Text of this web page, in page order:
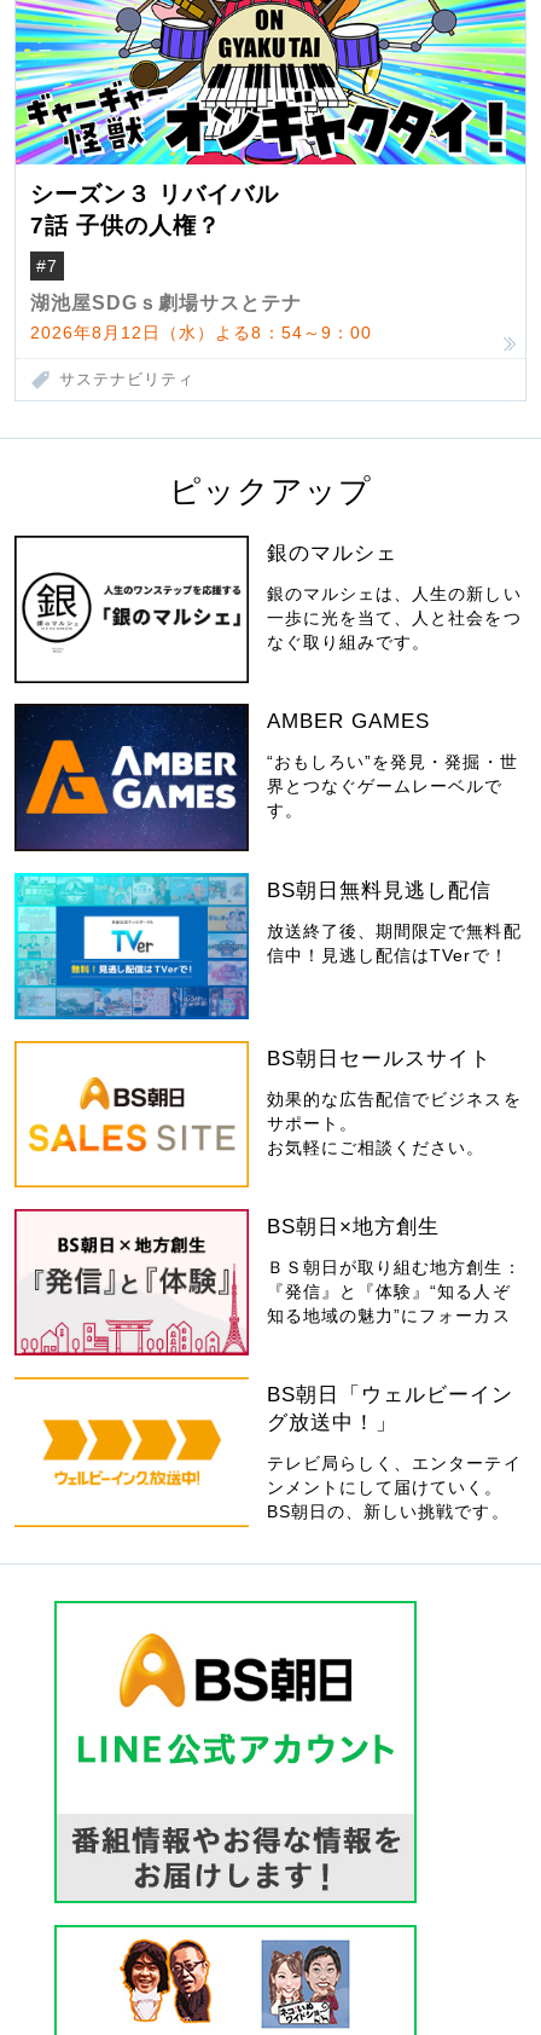
シーズン３ リバイバル
7話 子供の人権？
#7
湖池屋SDGｓ劇場サスとテナ
2026年8月12日（水）よる8：54～9：00
サステナビリティ
ピックアップ
銀のマルシェ
銀のマルシェは、人生の新しい
一歩に光を当て、人と社会をつ
なぐ取り組みです。
AMBER GAMES
“おもしろい”を発見・発掘・世
界とつなぐゲームレーベルで
す。
BS朝日無料見逃し配信
放送終了後、期間限定で無料配
信中！見逃し配信はTVerで！
BS朝日セールスサイト
効果的な広告配信でビジネスを
サポート。
お気軽にご相談ください。
BS朝日×地方創生
ＢＳ朝日が取り組む地方創生：
『発信』と『体験』“知る人ぞ
知る地域の魅力”にフォーカス
BS朝日「ウェルビーイン
グ放送中！」
テレビ局らしく、エンターテイ
ンメントにして届けていく。
BS朝日の、新しい挑戦です。